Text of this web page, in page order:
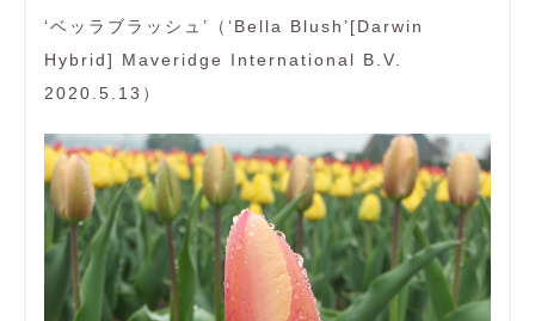
‘ベッラブラッシュ’（‘Bella Blush’[Darwin
Hybrid] Maveridge International B.V.
2020.5.13）